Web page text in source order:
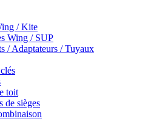
/ Kite
Wing / SUP
/ Adaptateurs / Tuyaux
toit
de sièges